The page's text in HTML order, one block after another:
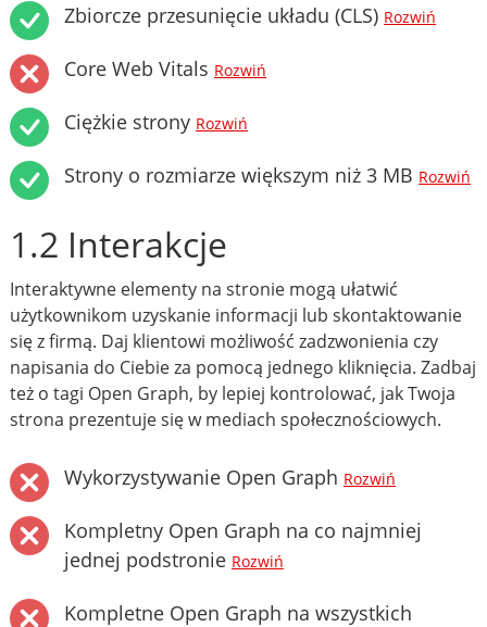
Zbiorcze przesunięcie układu (CLS) Rozwiń
Core Web Vitals Rozwiń
Ciężkie strony Rozwiń
Strony o rozmiarze większym niż 3 MB Rozwiń
1.2 Interakcje
Interaktywne elementy na stronie mogą ułatwić
użytkownikom uzyskanie informacji lub skontaktowanie
się z firmą. Daj klientowi możliwość zadzwonienia czy
napisania do Ciebie za pomocą jednego kliknięcia. Zadbaj
też o tagi Open Graph, by lepiej kontrolować, jak Twoja
strona prezentuje się w mediach społecznościowych.
Wykorzystywanie Open Graph Rozwiń
Kompletny Open Graph na co najmniej
jednej podstronie Rozwiń
Kompletne Open Graph na wszystkich